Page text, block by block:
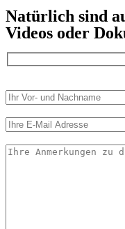
Natürlich sind
Videos oder